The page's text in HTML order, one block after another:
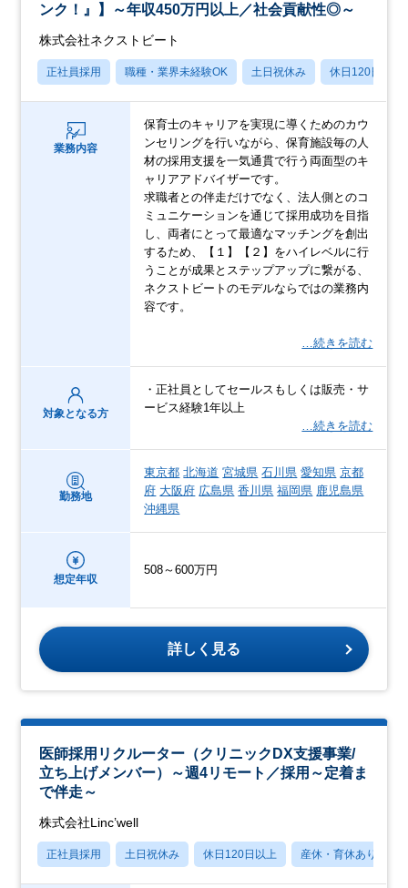
ンク！』】～年収450万円以上／社会貢献性◎～
株式会社ネクストビート
正社員採用 職種・業界未経験OK 土日祝休み 休日120日以上
業務内容
保育士のキャリアを実現に導くためのカウ
ンセリングを行いながら、保育施設毎の人
材の採用支援を一気通貫で行う両面型のキ
ャリアアドバイザーです。
求職者との伴走だけでなく、法人側とのコ
ミュニケーションを通じて採用成功を目指
し、両者にとって最適なマッチングを創出
するため、【１】【２】をハイレベルに行
うことが成果とステップアップに繋がる、
ネクストビートのモデルならではの業務内
容です。
…続きを読む
対象となる方
・正社員としてセールスもしくは販売・サ
ービス経験1年以上
…続きを読む
勤務地
東京都 北海道 宮城県 石川県 愛知県 京都
府 大阪府 広島県 香川県 福岡県 鹿児島県
沖縄県
想定年収
508～600万円
詳しく見る
医師採用リクルーター（クリニックDX支援事業/
立ち上げメンバー）～週4リモート／採用～定着ま
で伴走～
株式会社Linc’well
正社員採用 土日祝休み 休日120日以上 産休・育休あり